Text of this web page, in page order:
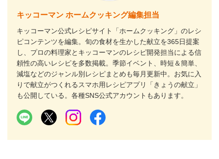
キッコーマン ホームクッキング編集担当
キッコーマン公式レシピサイト「ホームクッキング」のレシ
ピコンテンツを編集。旬の食材を生かした献立を365日提案
し、プロの料理家とキッコーマンのレシピ開発担当による信
頼性の高いレシピを多数掲載。季節イベント、時短＆簡単、
減塩などのジャンル別レシピまとめも毎月更新中。お気に入
りで献立がつくれるスマホ用レシピアプリ「きょうの献立」
も公開している。各種SNS公式アカウントもあります。